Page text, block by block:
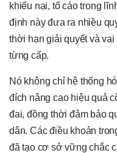
khiếu nại, tố cáo trong
định này đưa ra nhiều
thời hạn giải quyết và
từng cấp.
Nó không chỉ hệ thống
đích nâng cao hiệu quả
đai, đồng thời đảm bảo
dân. Các điều khoản
đã tạo cơ sở vững chắc